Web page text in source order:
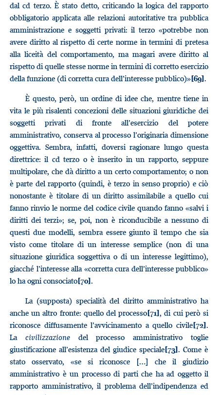
dal cd terzo. È stato detto, criticando la logica del rapporto
obbligatorio applicata alle relazioni autoritative tra pubblica
amministrazione e soggetti privati: il terzo «potrebbe non
avere diritto al rispetto di certe norme in termini di pretesa
alla liceità del comportamento, ma magari avere diritto al
rispetto di quelle stesse norme in termini di corretto esercizio
della funzione (di corretta cura dell’interesse pubblico)»[69].
È questo, però, un ordine di idee che, mentre tiene in
vita le più risalenti concezioni delle situazioni giuridiche dei
soggetti privati di fronte all’esercizio del potere
amministrativo, conserva al processo l’originaria dimensione
oggettiva. Sembra, infatti, doversi ragionare lungo questa
direttrice: il cd terzo o è inserito in un rapporto, seppure
multipolare, che dà diritto a un certo comportamento; o non
è parte del rapporto (quindi, è terzo in senso proprio) e ciò
nonostante è titolare di un diritto assimilabile a quello cui
fanno rinvio le norme del codice civile quando fanno «salvi i
diritti dei terzi»; se, poi, non è riconducibile a nessuno di
questi due modelli, sembra essere giunto il tempo che sia
visto come titolare di un interesse semplice (non di una
situazione giuridica soggettiva o di un interesse legittimo),
giacché l’interesse alla «corretta cura dell’interesse pubblico»
lo ha ogni consociato[70].
La (supposta) specialità del diritto amministrativo ha
anche un altro fronte: quello del processo[71], di cui però si
riconosce diffusamente l’avvicinamento a quello civile[72].
La civilizzazionedel processo amministrativo toglie
giustificazione all’esistenza del giudice speciale[73]. Come è
stato osservato, «se si riconosce […] che il giudizio
amministrativo è un processo di parti che ha ad oggetto il
rapporto amministrativo, il problema dell’indipendenza ed